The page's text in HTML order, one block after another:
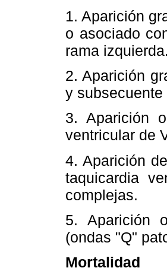
1. Aparición
o asociado
rama izquierda.
2. Aparición
y
3. Aparición
ventricular de
4. Aparición
taquicardia
complejas.
5. Aparición
(ondas "Q"
Mortalidad